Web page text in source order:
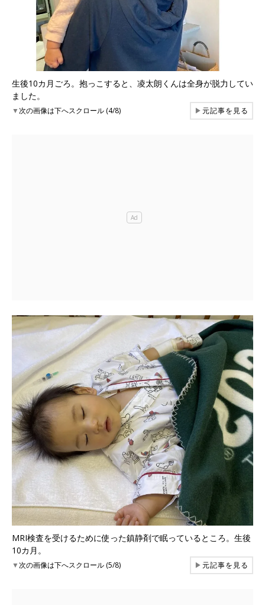
生後10カ月ごろ。抱っこすると、凌太朗くんは全身が脱力してい
ました。
▼次の画像は下へスクロール (4/8) ▶元記事を見る
MRI検査を受けるために使った鎮静剤で眠っているところ。生後
10カ月。
▼次の画像は下へスクロール (5/8) ▶元記事を見る